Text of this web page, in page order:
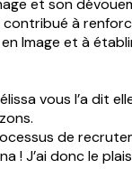
et son
à
Image et à
vous l’a dit
de
!J’ai donc le